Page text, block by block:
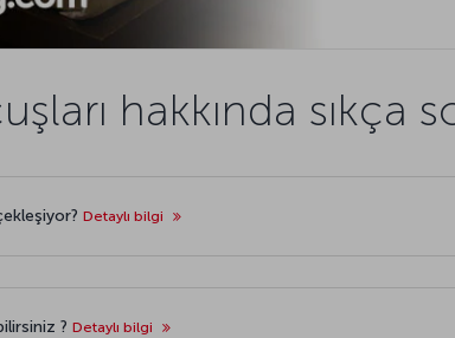
hakkında sıkça
Detaylı bilgi
? Detaylı bilgi